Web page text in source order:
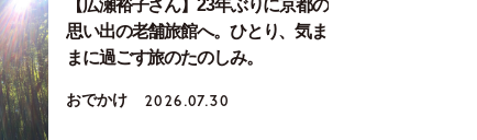
【広瀬裕子さん】23年ぶりに京都の
思い出の老舗旅館へ。ひとり、気ま
まに過ごす旅のたのしみ。
おでかけ 2026.07.30